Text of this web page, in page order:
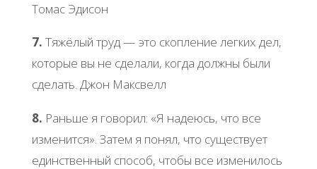
Томас Эдисон
7. Тяжёлый труд — это скопление легких дел,
которые вы не сделали, когда должны были
сделать. Джон Максвелл
8. Раньше я говорил: «Я надеюсь, что все
изменится». Затем я понял, что существует
единственный способ, чтобы все изменилось